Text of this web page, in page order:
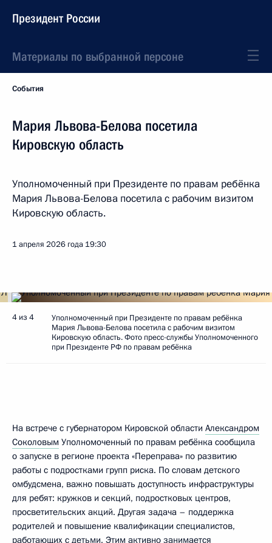
Президент России
Материалы по выбранной персоне
События
Мария Львова-Белова посетила
Кировскую область
Уполномоченный при Президенте по правам ребёнка
Мария Львова-Белова посетила с рабочим визитом
Кировскую область.
1 апреля 2026 года 19:30
4 из 4
Уполномоченный при Президенте по правам ребёнка
Мария Львова-Белова посетила с рабочим визитом
Кировскую область. Фото пресс-службы Уполномоченного
при Президенте РФ по правам ребёнка
На встрече с губернатором Кировской области Александром
Соколовым Уполномоченный по правам ребёнка сообщила
о запуске в регионе проекта «Переправа» по развитию
работы с подростками групп риска. По словам детского
омбудсмена, важно повышать доступность инфраструктуры
для ребят: кружков и секций, подростковых центров,
просветительских акций. Другая задача – поддержка
родителей и повышение квалификации специалистов,
работающих с детьми. Этим активно занимается